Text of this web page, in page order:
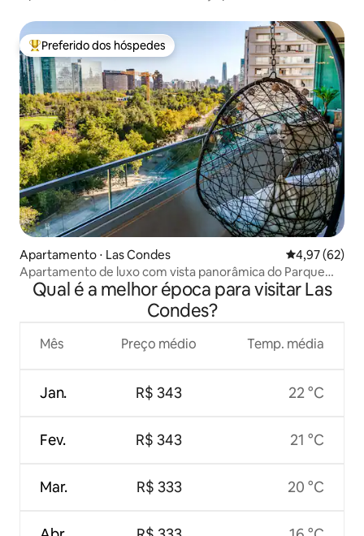
Entre os melhores preferidos dos hóspedes
Preferido dos hóspedes
Apartamento ⋅ Las Condes 4,97 de uma
4,97 (62)
Apartamento de luxo com vista panorâmica do Parque
Araucano
Qual é a melhor época para visitar Las
Condes?
Mês
Jan.
Fev.
Mar.
Preço médio
R$ 343
R$ 343
R$ 333
Temp. média
22 °C
21 °C
20 °C